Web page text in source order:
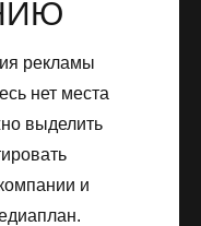
рекламы
нет места
выделить
и